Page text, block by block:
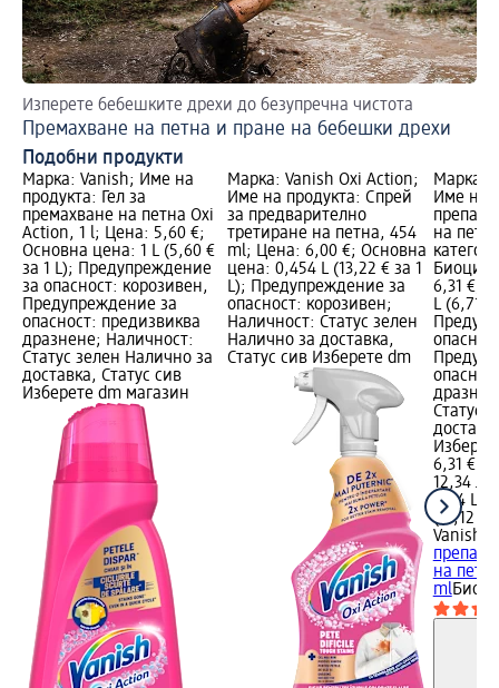
Изперете бебешките дрехи до безупречна чистота
Премахване на петна и пране на бебешки дрехи
Подобни продукти
Марка: Vanish; Име на
продукта: Гел за
премахване на петна Oxi
Action, 1 l; Цена: 5,60 €;
Основна цена: 1 L (5,60 €
за 1 L); Предупреждение
за опасност: корозивен,
Предупреждение за
опасност: предизвиква
дразнене; Наличност:
Статус зелен Налично за
доставка, Статус сив
Изберете dm магазин
Марка: Vanish Oxi Action;
Име на продукта: Спрей
за предварително
третиране на петна, 454
ml; Цена: 6,00 €; Основна
цена: 0,454 L (13,22 € за 1
L); Предупреждение за
опасност: корозивен;
Наличност: Статус зелен
Налично за доставка,
Статус сив Изберете dm
Марка:
Име на
на
6,31 €;
L (6,71 €
Статус
6,31 €
12,34 лв.
0,94 L
(13,12
Vanish
на
ml